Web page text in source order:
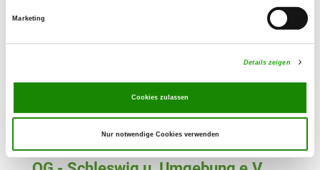
Marketing
Details zeigen
Cookies zulassen
Nur notwendige Cookies verwenden
Höchster Berg 7a
25794 Pahlen
OG - Rendsburg
Details
24768 Rendsburg